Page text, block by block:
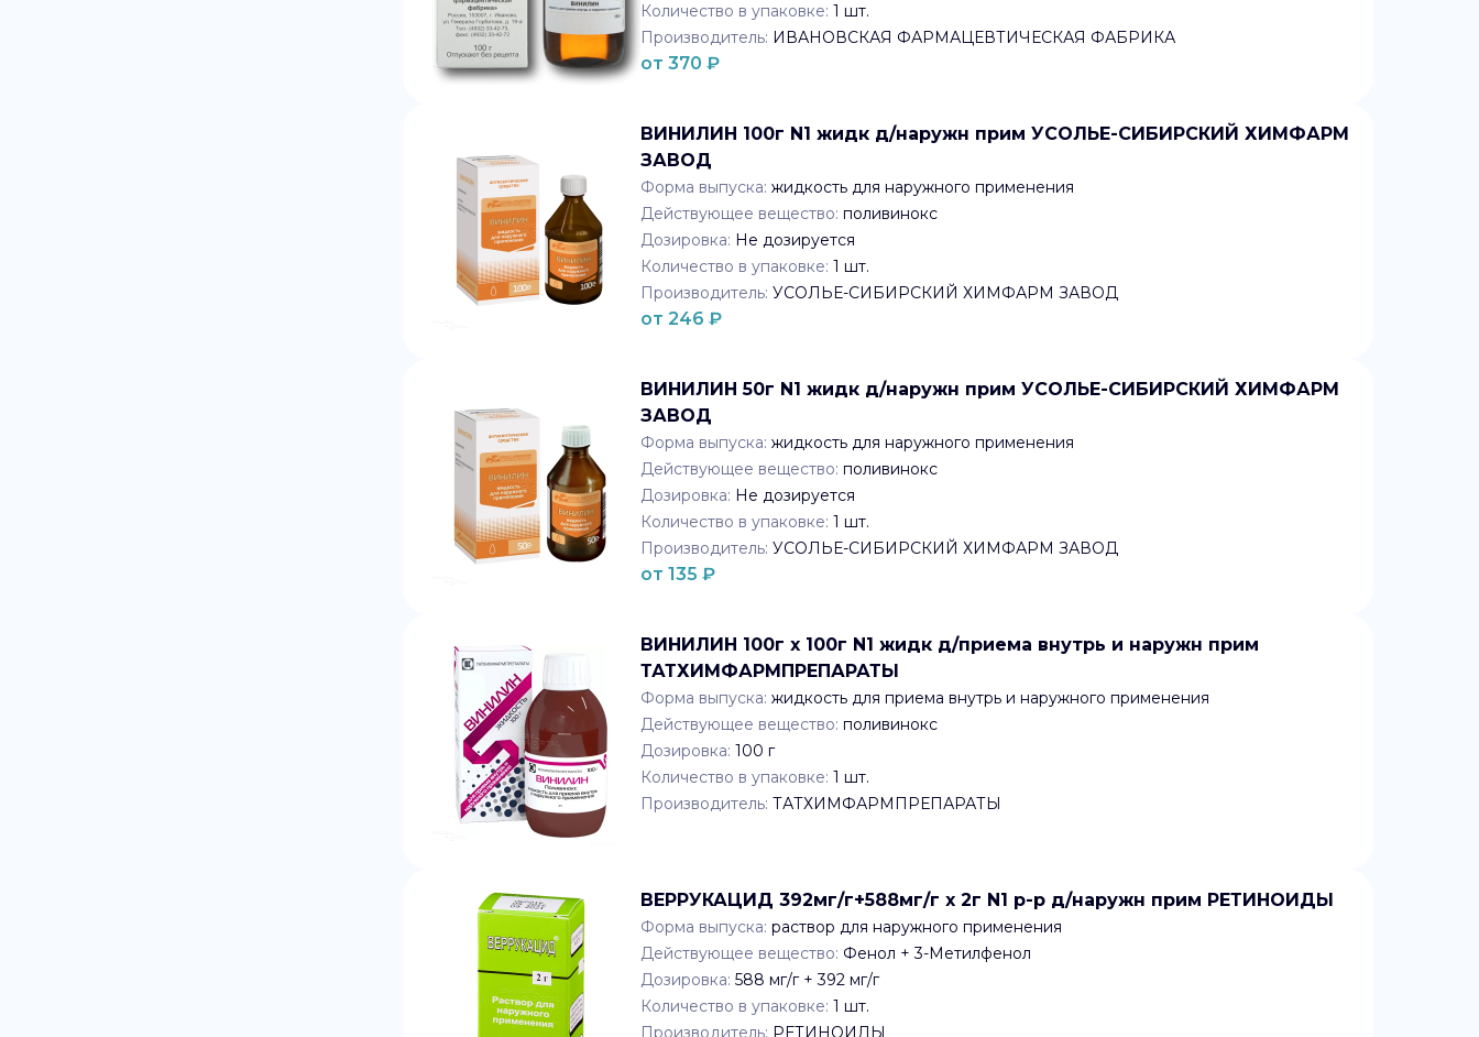
Количество в упаковке: 1 шт.
Производитель: ИВАНОВСКАЯ ФАРМАЦЕВТИЧЕСКАЯ ФАБРИКА
от 370 ₽
ВИНИЛИН 100г N1 жидк д/наружн прим УСОЛЬЕ-СИБИРСКИЙ ХИМФАРМ
ЗАВОД
Форма выпуска: жидкость для наружного применения
Действующее вещество: поливинокс
Дозировка: Не дозируется
Количество в упаковке: 1 шт.
Производитель: УСОЛЬЕ-СИБИРСКИЙ ХИМФАРМ ЗАВОД
от 246 ₽
ВИНИЛИН 50г N1 жидк д/наружн прим УСОЛЬЕ-СИБИРСКИЙ ХИМФАРМ
ЗАВОД
Форма выпуска: жидкость для наружного применения
Действующее вещество: поливинокс
Дозировка: Не дозируется
Количество в упаковке: 1 шт.
Производитель: УСОЛЬЕ-СИБИРСКИЙ ХИМФАРМ ЗАВОД
от 135 ₽
ВИНИЛИН 100г x 100г N1 жидк д/приема внутрь и наружн прим
ТАТХИМФАРМПРЕПАРАТЫ
Форма выпуска: жидкость для приема внутрь и наружного применения
Действующее вещество: поливинокс
Дозировка: 100 г
Количество в упаковке: 1 шт.
Производитель: ТАТХИМФАРМПРЕПАРАТЫ
ВЕРРУКАЦИД 392мг/г+588мг/г x 2г N1 р-р д/наружн прим РЕТИНОИДЫ
Форма выпуска: раствор для наружного применения
Действующее вещество: Фенол + 3-Метилфенол
Дозировка: 588 мг/г + 392 мг/г
Количество в упаковке: 1 шт.
Производитель: РЕТИНОИДЫ